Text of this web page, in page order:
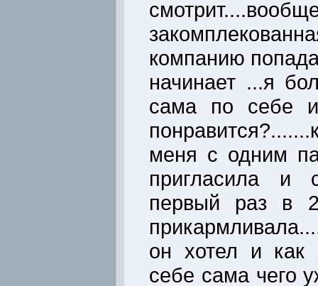
компанию
начинает ...я
сама по себе
меня с одним
пригласила и
первый раз в
он хотел и как
себе сама чего